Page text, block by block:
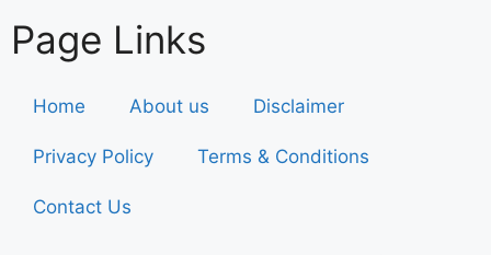
Page Links
Home About us Disclaimer
Privacy Policy Terms & Conditions
Contact Us